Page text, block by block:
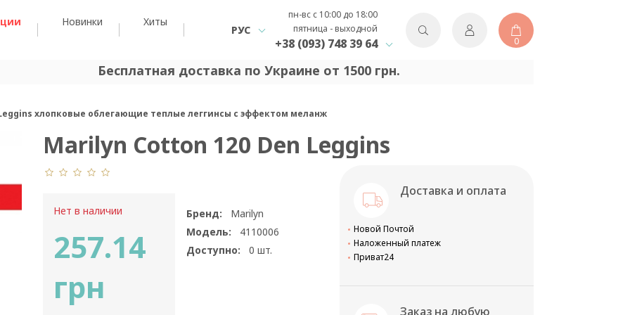
Новинки Хиты
РУС
пн-вс с 10:00 до 18:00
пятница - выходной
+38 (093) 748 39 64 0
Бесплатная доставка по Украине от 1500 грн.
хлопковые облегающие теплые леггинсы с эффектом меланж
Marilyn Cotton 120 Den Leggins
Нет в наличии
257.14
грн
Бренд:
Marilyn
Модель:
4110006
Доступно:
0 шт.
Доставка и оплата
Новой Почтой
Наложенный платеж
Приват24
Заказ на любую